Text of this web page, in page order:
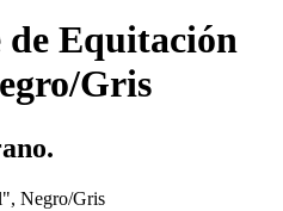
de Equitación
Gris
Negro/Gris